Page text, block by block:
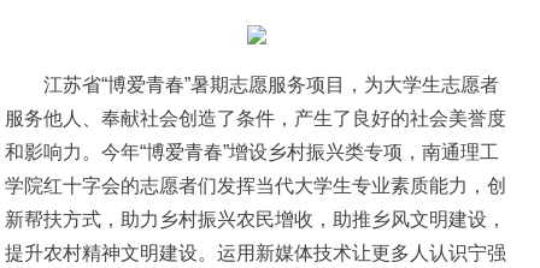
江苏省“博爱青春”暑期志愿服务项目，为大学生志愿者
服务他人、奉献社会创造了条件，产生了良好的社会美誉度
和影响力。今年“博爱青春”增设乡村振兴类专项，南通理工
学院红十字会的志愿者们发挥当代大学生专业素质能力，创
新帮扶方式，助力乡村振兴农民增收，助推乡风文明建设，
提升农村精神文明建设。运用新媒体技术让更多人认识宁强